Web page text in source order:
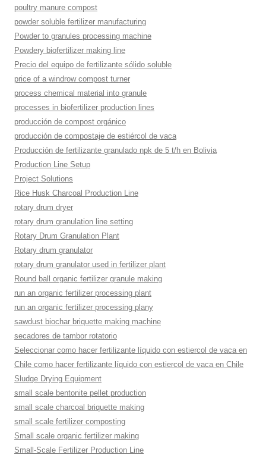
poultry manure compost
powder soluble fertilizer manufacturing
Powder to granules processing machine
Powdery biofertilizer making line
Precio del equipo de fertilizante sólido soluble
price of a windrow compost turner
process chemical material into granule
processes in biofertilizer production lines
producción de compost orgánico
producción de compostaje de estiércol de vaca
Producción de fertilizante granulado npk de 5 t/h en Bolivia
Production Line Setup
Project Solutions
Rice Husk Charcoal Production Line
rotary drum dryer
rotary drum granulation line setting
Rotary Drum Granulation Plant
Rotary drum granulator
rotary drum granulator used in fertilizer plant
Round ball organic fertilizer granule making
run an organic fertilizer processing plant
run an organic fertilizer processing plany
sawdust biochar briquette making machine
secadores de tambor rotatorio
Seleccionar como hacer fertilizante líquido con estiercol de vaca en
Chile como hacer fertilizante líquido con estiercol de vaca en Chile
Sludge Drying Equipment
small scale bentonite pellet production
small scale charcoal briquette making
small scale fertilizer composting
Small scale organic fertilizer making
Small-Scale Fertilizer Production Line